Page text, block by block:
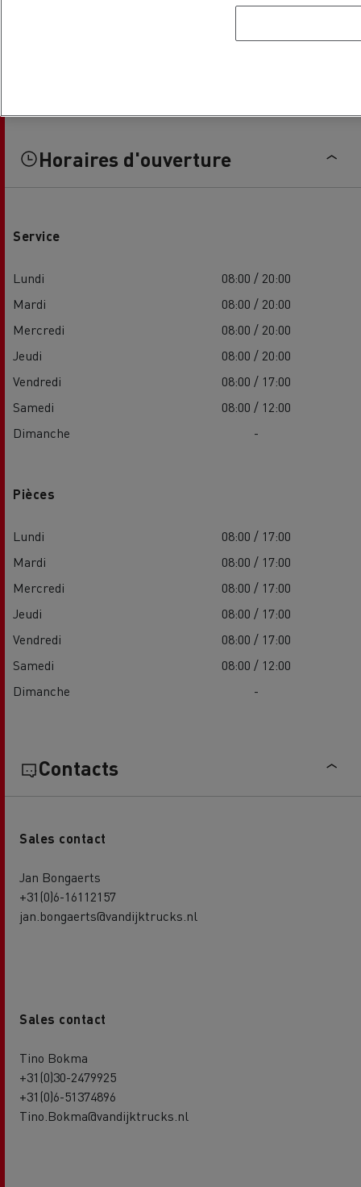
Horaires d'ouverture
Service
Lundi
08:00 / 20:00
Mardi
08:00 / 20:00
Mercredi
08:00 / 20:00
Jeudi
08:00 / 20:00
Vendredi
08:00 / 17:00
Samedi
08:00 / 12:00
Dimanche
-
Pièces
Lundi
08:00 / 17:00
Mardi
08:00 / 17:00
Mercredi
08:00 / 17:00
Jeudi
08:00 / 17:00
Vendredi
08:00 / 17:00
Samedi
08:00 / 12:00
Dimanche
-
Contacts
Sales contact
Jan Bongaerts
+31(0)6-16112157
jan.bongaerts@vandijktrucks.nl
Sales contact
Tino Bokma
+31(0)30-2479925
+31(0)6-51374896
Tino.Bokma@vandijktrucks.nl